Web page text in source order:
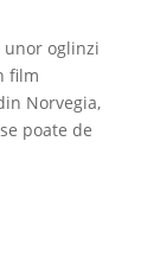
oglinzi
film
Norvegia,
poate de